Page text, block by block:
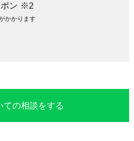
ポン ※2
かかります
ての相談をする